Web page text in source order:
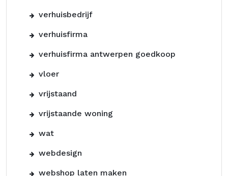
verhuisbedrijf
verhuisfirma
verhuisfirma antwerpen goedkoop
vloer
vrijstaand
vrijstaande woning
wat
webdesign
webshop laten maken